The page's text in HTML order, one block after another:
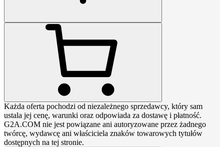
Każda oferta pochodzi od niezależnego sprzedawcy, który sam
ustala jej cenę, warunki oraz odpowiada za dostawę i płatność.
G2A.COM nie jest powiązane ani autoryzowane przez żadnego
twórcę, wydawcę ani właściciela znaków towarowych tytułów
dostępnych na tej stronie.